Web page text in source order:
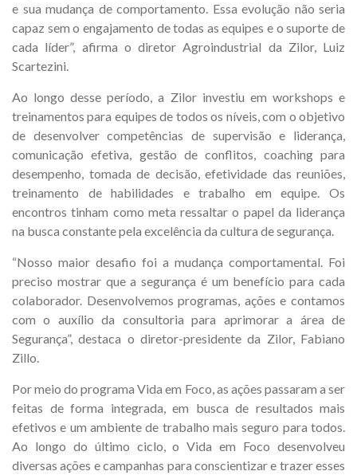
e sua mudança de comportamento. Essa evolução não seria
capaz sem o engajamento de todas as equipes e o suporte de
cada líder”, afirma o diretor Agroindustrial da Zilor, Luiz
Scartezini.
Ao longo desse período, a Zilor investiu em workshops e
treinamentos para equipes de todos os níveis, com o objetivo
de desenvolver competências de supervisão e liderança,
comunicação efetiva, gestão de conflitos, coaching para
desempenho, tomada de decisão, efetividade das reuniões,
treinamento de habilidades e trabalho em equipe. Os
encontros tinham como meta ressaltar o papel da liderança
na busca constante pela excelência da cultura de segurança.
“Nosso maior desafio foi a mudança comportamental. Foi
preciso mostrar que a segurança é um benefício para cada
colaborador. Desenvolvemos programas, ações e contamos
com o auxílio da consultoria para aprimorar a área de
Segurança”, destaca o diretor-presidente da Zilor, Fabiano
Zillo.
Por meio do programa Vida em Foco, as ações passaram a ser
feitas de forma integrada, em busca de resultados mais
efetivos e um ambiente de trabalho mais seguro para todos.
Ao longo do último ciclo, o Vida em Foco desenvolveu
diversas ações e campanhas para conscientizar e trazer esses